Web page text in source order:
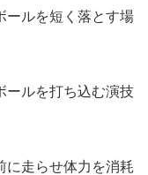
ールを短く落とす場
ールを打ち込む演技
に走らせ体力を消耗